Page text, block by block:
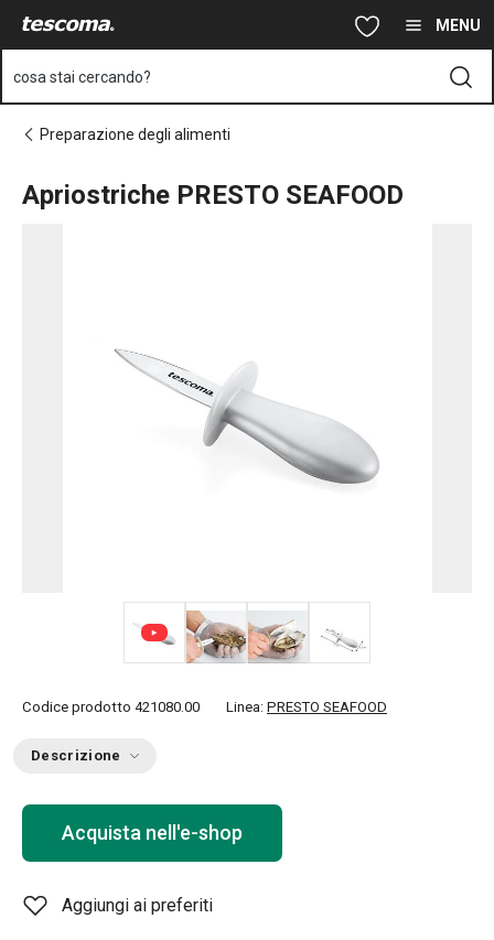
Vai al contenuto principale MENU
cosa stai cercando?
Preparazione degli alimenti
Apriostriche PRESTO SEAFOOD
Codice prodotto 421080.00 Linea: PRESTO SEAFOOD
Descrizione
Acquista nell'e-shop
Aggiungi ai preferiti